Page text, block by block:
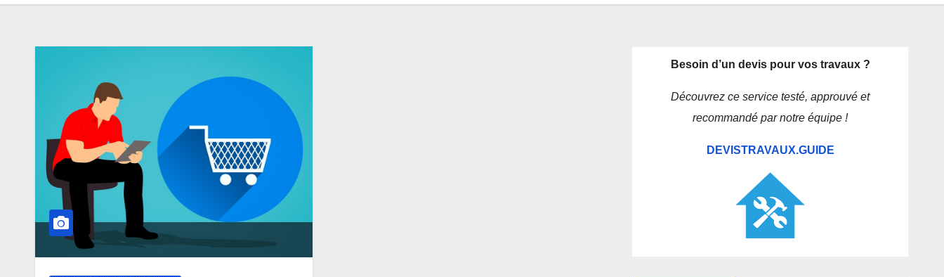
Besoin d’un devis pour vos travaux ?
Découvrez ce service testé, approuvé et
recommandé par notre équipe !
DEVISTRAVAUX.GUIDE